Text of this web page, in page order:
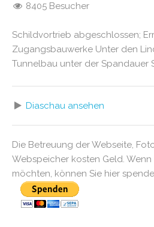
8405 Besucher
Schildvortrieb abgeschlossen;
Zugangsbauwerke Unter den
Tunnelbau unter der Spandauer
Diaschau ansehen
Die Betreuung der Webseite,
Webspeicher kosten Geld.
möchten, können Sie hier